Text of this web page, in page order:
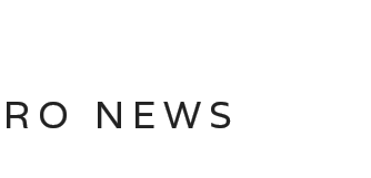
NEWS